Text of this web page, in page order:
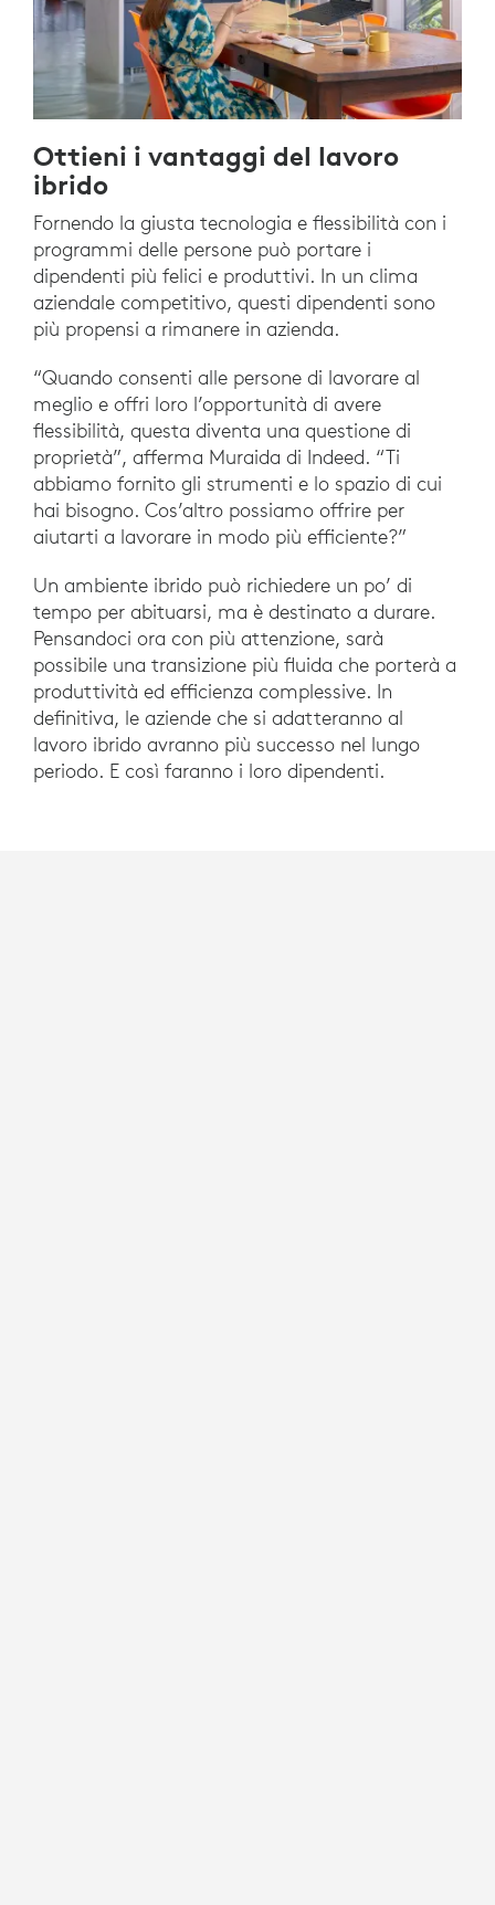
Ottieni i vantaggi del lavoro
ibrido
Fornendo la giusta tecnologia e flessibilità con i
programmi delle persone può portare i
dipendenti più felici e produttivi. In un clima
aziendale competitivo, questi dipendenti sono
più propensi a rimanere in azienda.
“Quando consenti alle persone di lavorare al
meglio e offri loro l’opportunità di avere
flessibilità, questa diventa una questione di
proprietà”, afferma Muraida di Indeed. “Ti
abbiamo fornito gli strumenti e lo spazio di cui
hai bisogno. Cos’altro possiamo offrire per
aiutarti a lavorare in modo più efficiente?”
Un ambiente ibrido può richiedere un po’ di
tempo per abituarsi, ma è destinato a durare.
Pensandoci ora con più attenzione, sarà
possibile una transizione più fluida che porterà a
produttività ed efficienza complessive. In
definitiva, le aziende che si adatteranno al
lavoro ibrido avranno più successo nel lungo
periodo. E così faranno i loro dipendenti.